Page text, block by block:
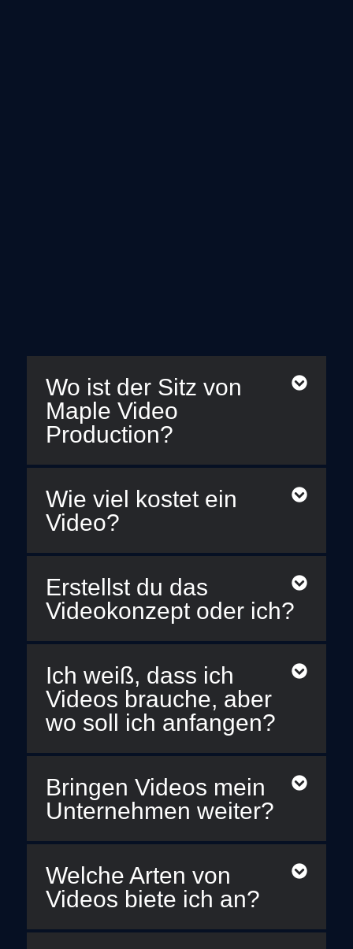
Wo ist der Sitz von
Maple Video
Production?
Wie viel kostet ein
Video?
Erstellst du das
Videokonzept oder ich?
Ich weiß, dass ich
Videos brauche, aber
wo soll ich anfangen?
Bringen Videos mein
Unternehmen weiter?
Welche Arten von
Videos biete ich an?